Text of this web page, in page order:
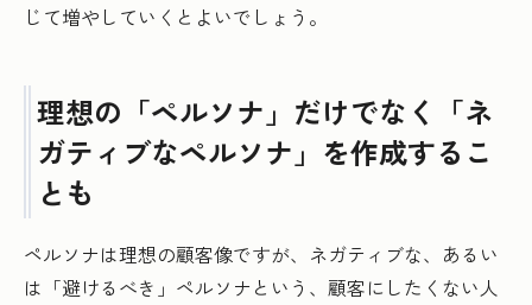
じて増やしていくとよいでしょう。
理想の「ペルソナ」だけでなく「ネ
ガティブなペルソナ」を作成するこ
とも
ペルソナは理想の顧客像ですが、ネガティブな、あるい
は「避けるべき」ペルソナという、顧客にしたくない人